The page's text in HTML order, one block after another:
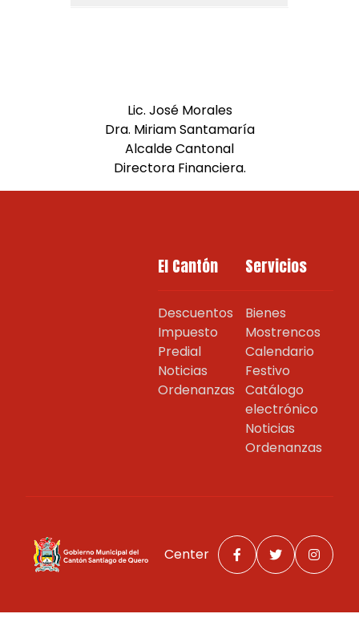
Lic. José Morales
Dra. Miriam Santamaría
Alcalde Cantonal
Directora Financiera.
El Cantón
Descuentos
Impuesto
Predial
Noticias
Ordenanzas
Servicios
Bienes
Mostrencos
Calendario
Festivo
Catálogo
electrónico
Noticias
Ordenanzas
Center